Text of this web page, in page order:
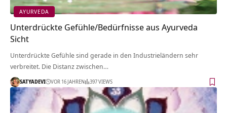
AYURVEDA
Unterdrückte Gefühle/Bedürfnisse aus Ayurveda
Sicht
Unterdrückte Gefühle sind gerade in den Industrieländern sehr
verbreitet. Die Distanz zwischen…
SATYADEVI VOR 16 JAHREN 397 VIEWS